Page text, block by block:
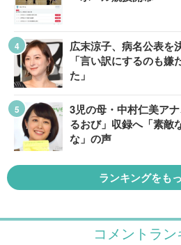
広末涼子、病名公表を
「言い訳にするのも
た」
3児の母・中村仁美ア
るおび」収録へ「素敵
な」の声
ランキングをも